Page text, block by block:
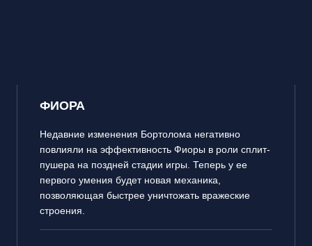
ФИОРА
Недавние изменения Бортолома негативно
повлияли на эффективность Фиоры в роли сплит-
пушера на поздней стадии игры. Теперь у ее
первого умения будет новая механика,
позволяющая быстрее уничтожать вражеские
строения.